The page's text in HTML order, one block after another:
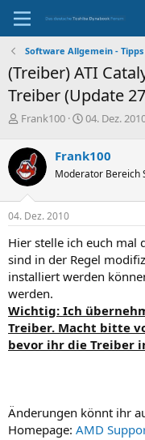
Software Allgemein - Tipps
(Treiber) ATI
Treiber (Update
E
s
t
e
l
l
e
Frank100
E
t
e
l
m
04. Dez.
Frank100
Moderator Bereich
04. Dez. 2010
Hier stelle ich euch mal
sind in der Regel
installiert werden
werden.
Wichtig: Ich
Treiber. Macht bitte
bevor ihr die Treiber
Änderungen könnt ihr
Homepage: AMD